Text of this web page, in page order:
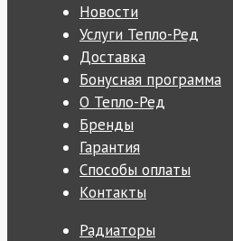
Новости
Услуги Тепло-Ред
Доставка
Бонусная программа
О Тепло-Ред
Бренды
Гарантия
Способы оплаты
Контакты
Радиаторы